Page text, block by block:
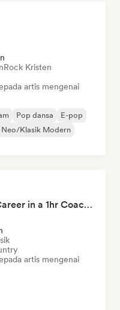
Rock Kristen
artis mengenai
Pop dansa
E-pop
Neo/Klasik Modern
Grow Your Artist Career in a 1hr Coaching Session
artis mengenai